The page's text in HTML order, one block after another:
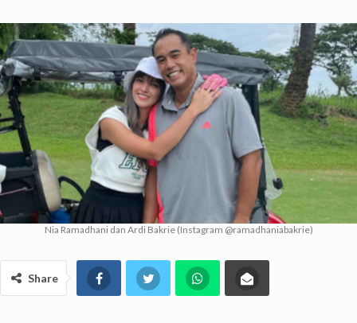
Nia Ramadhani dan Ardi Bakrie (Instagram @ramadhaniabakrie)
Share